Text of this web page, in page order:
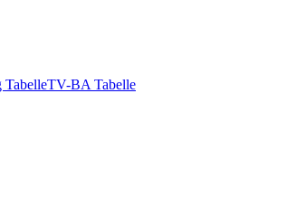
TabelleTV-BA Tabelle